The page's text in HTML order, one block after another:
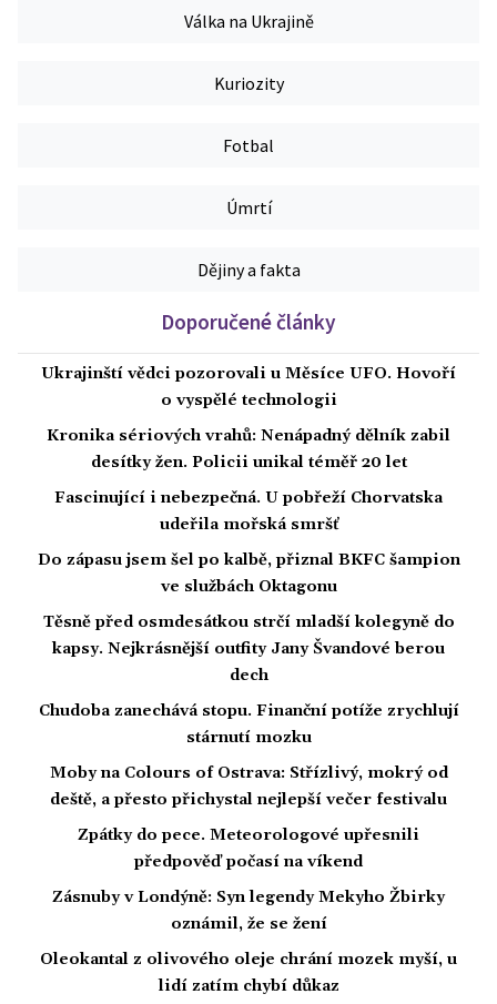
Válka na Ukrajině
Kuriozity
Fotbal
Úmrtí
Dějiny a fakta
Doporučené články
Ukrajinští vědci pozorovali u Měsíce UFO. Hovoří
o vyspělé technologii
Kronika sériových vrahů: Nenápadný dělník zabil
desítky žen. Policii unikal téměř 20 let
Fascinující i nebezpečná. U pobřeží Chorvatska
udeřila mořská smršť
Do zápasu jsem šel po kalbě, přiznal BKFC šampion
ve službách Oktagonu
Těsně před osmdesátkou strčí mladší kolegyně do
kapsy. Nejkrásnější outfity Jany Švandové berou
dech
Chudoba zanechává stopu. Finanční potíže zrychlují
stárnutí mozku
Moby na Colours of Ostrava: Střízlivý, mokrý od
deště, a přesto přichystal nejlepší večer festivalu
Zpátky do pece. Meteorologové upřesnili
předpověď počasí na víkend
Zásnuby v Londýně: Syn legendy Mekyho Žbirky
oznámil, že se žení
Oleokantal z olivového oleje chrání mozek myší, u
lidí zatím chybí důkaz